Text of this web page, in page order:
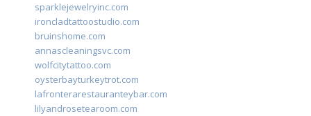
sparklejewelryinc.com
ironcladtattoostudio.com
bruinshome.com
annascleaningsvc.com
wolfcitytattoo.com
oysterbayturkeytrot.com
lafronterarestauranteybar.com
lilyandrosetearoom.com